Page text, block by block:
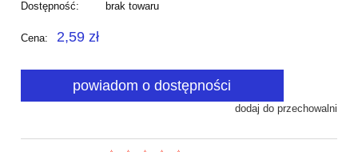
Dostępność: brak towaru
Cena: 2,59 zł
powiadom o dostępności
dodaj do przechowalni